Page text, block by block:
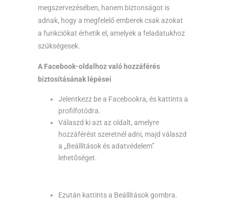
megszervezésében, hanem biztonságot is
adnak, hogy a megfelelő emberek csak azokat
a funkciókat érhetik el, amelyek a feladatukhoz
szükségesek.
A Facebook-oldalhoz való hozzáférés
biztosításának lépései
Jelentkezz be a Facebookra, és kattints a
profilfotódra.
Válaszd ki azt az oldalt, amelyre
hozzáférést szeretnél adni, majd válaszd
a „Beállítások és adatvédelem”
lehetőséget.
Ezután kattints a Beállítások gombra.